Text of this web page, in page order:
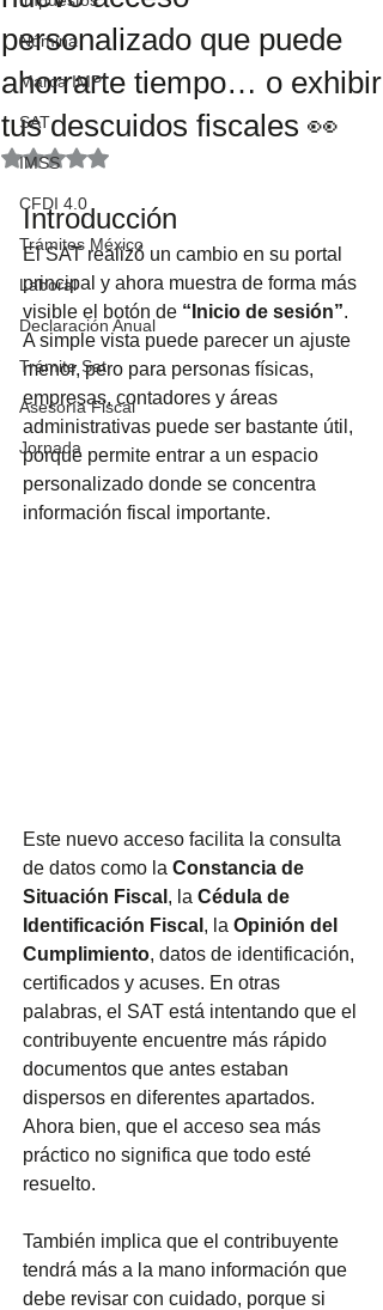
Nómina
Marca IMPI
SAT
IMSS
CFDI 4.0
Trámites México
Laboral
Declaración Anual
Trámite Sat
Asesoría Fiscal
Jornada
personalizado que puede
ahorrarte tiempo… o exhibir
tus descuidos fiscales 👀
Obtuvo NaN de 5 estrellas.
Introducción
El SAT realizó un cambio en su portal
principal y ahora muestra de forma más
visible el botón de “Inicio de sesión”.
A simple vista puede parecer un ajuste
menor, pero para personas físicas,
empresas, contadores y áreas
administrativas puede ser bastante útil,
porque permite entrar a un espacio
personalizado donde se concentra
información fiscal importante.
Este nuevo acceso facilita la consulta
de datos como la Constancia de
Situación Fiscal , la Cédula de
Identificación Fiscal , la Opinión del
Cumplimiento, datos de identificación,
certificados y acuses. En otras
palabras, el SAT está intentando que el
contribuyente encuentre más rápido
documentos que antes estaban
dispersos en diferentes apartados.
Ahora bien, que el acceso sea más
práctico no significa que todo esté
resuelto.
También implica que el contribuyente
tendrá más a la mano información que
debe revisar con cuidado, porque si